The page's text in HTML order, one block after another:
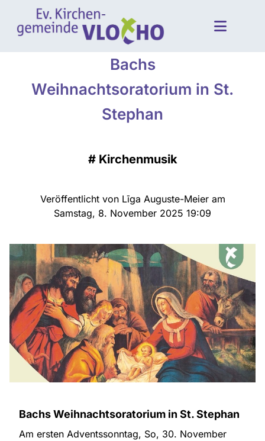
Bachs
Weihnachtsoratorium in St.
Stephan
# Kirchenmusik
Veröffentlicht von Līga Auguste-Meier am
Samstag, 8. November 2025 19:09
Bachs Weihnachtsoratorium in St. Stephan
Am ersten Adventssonntag, So, 30. November